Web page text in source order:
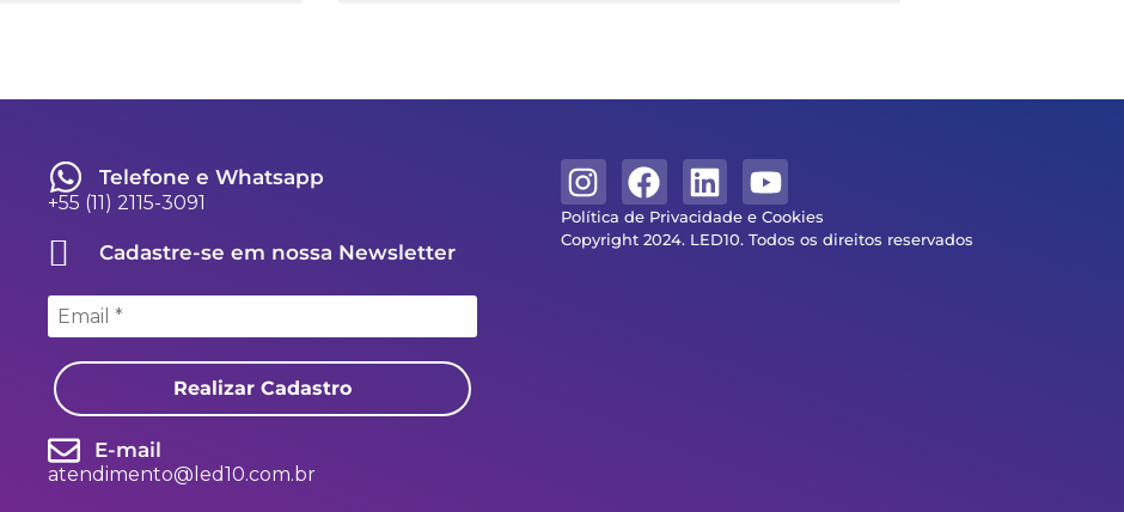
Telefone e Whatsapp
+55 (11) 2115-3091
Cadastre-se em nossa Newsletter
Realizar Cadastro
E-mail
atendimento@led10.com.br
Política de Privacidade e Cookies
Copyright 2024. LED10. Todos os direitos reservados